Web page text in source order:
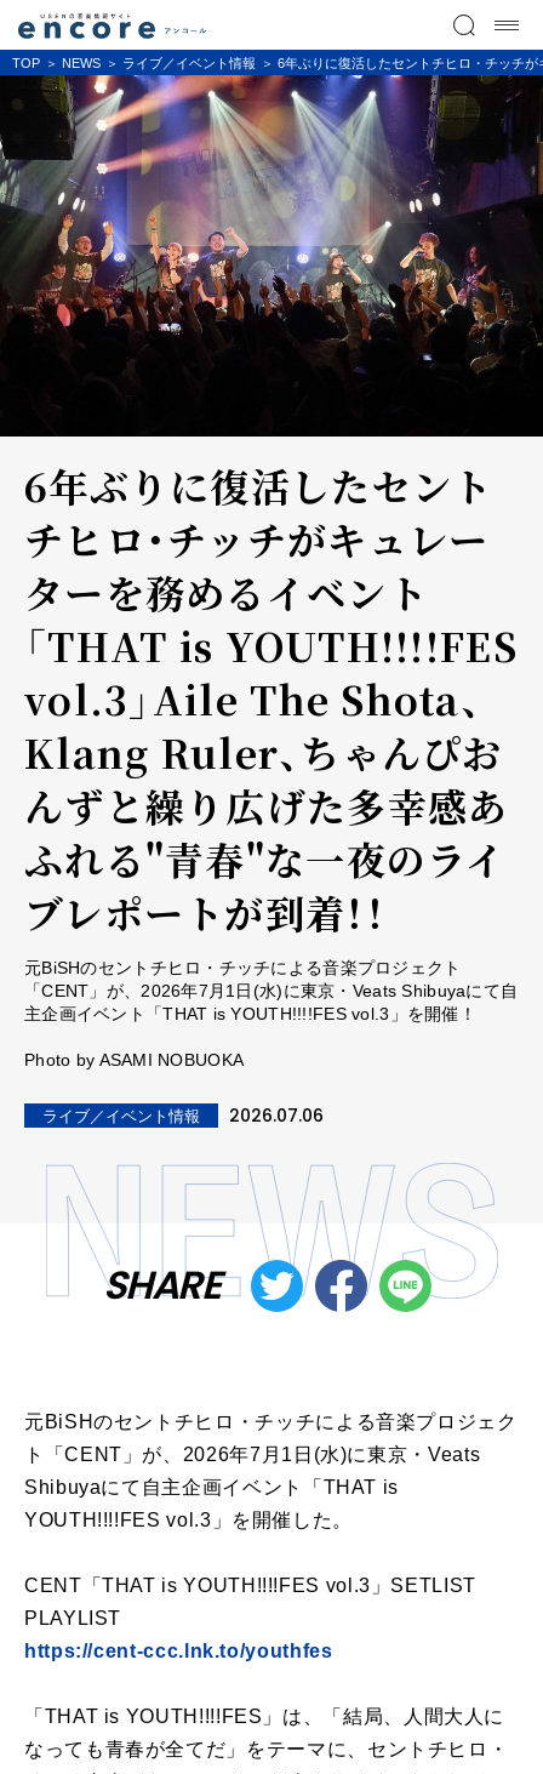
TOP NEWS ライブ／イベント情報 6年ぶりに復活したセントチヒロ・チッチ
6年ぶりに復活したセント
チヒロ・チッチがキュレー
ターを務めるイベント
「THAT is YOUTH!!!!FES
vol.3」Aile The Shota、
Klang Ruler、ちゃんぴお
んずと繰り広げた多幸感あ
ふれる"青春"な一夜のライ
ブレポートが到着！！
元BiSHのセントチヒロ・チッチによる音楽プロジェクト
「CENT」が、2026年7月1日(水)に東京・Veats Shibuyaにて自
主企画イベント「THAT is YOUTH!!!!FES vol.3」を開催！
Photo by ASAMI NOBUOKA
ライブ／イベント情報 2026.07.06
SHARE
元BiSHのセントチヒロ・チッチによる音楽プロジェク
ト「CENT」が、2026年7月1日(水)に東京・Veats
Shibuyaにて自主企画イベント「THAT is
YOUTH!!!!FES vol.3」を開催した。
CENT「THAT is YOUTH!!!!FES vol.3」SETLIST
PLAYLIST
https://cent-ccc.lnk.to/youthfes
「THAT is YOUTH!!!!FES」は、「結局、人間大人に
なっても青春が全てだ」をテーマに、セントチヒロ・